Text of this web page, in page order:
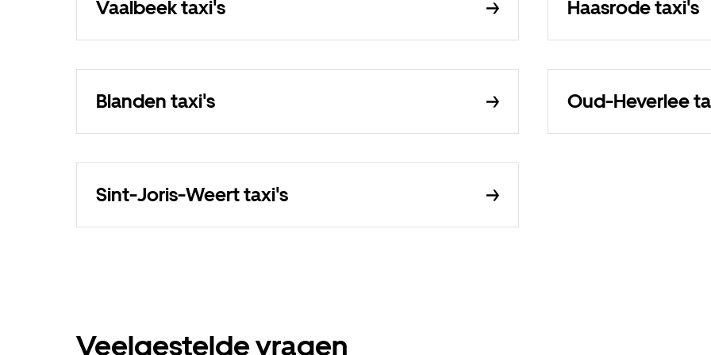
Vaalbeek taxi's Haasrode taxi's
Blanden taxi's Oud-Heverlee
Sint-Joris-Weert taxi's
Veelgestelde vragen